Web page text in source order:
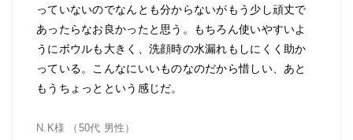
っていないのでなんとも分からないがもう少し頑丈で
あったらなお良かったと思う。もちろん使いやすいよ
うにボウルも大きく、洗顔時の水漏れもしにくく助か
っている。こんなにいいものなのだから惜しい、あと
もうちょっとという感じだ。
N.K様 （50代 男性）